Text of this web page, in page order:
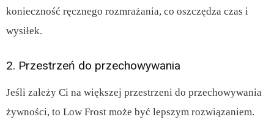
konieczność ręcznego rozmrażania, co oszczędza czas i
wysiłek.
2. Przestrzeń do przechowywania
Jeśli zależy Ci na większej przestrzeni do przechowywania
żywności, to Low Frost może być lepszym rozwiązaniem.